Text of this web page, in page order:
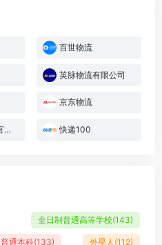
百世物流
英脉物流有限公司
京东物流
德邦快递|物流官方网站 快递100
全日制普通高等学校(143)
普通本科(133) 外星人 (112)